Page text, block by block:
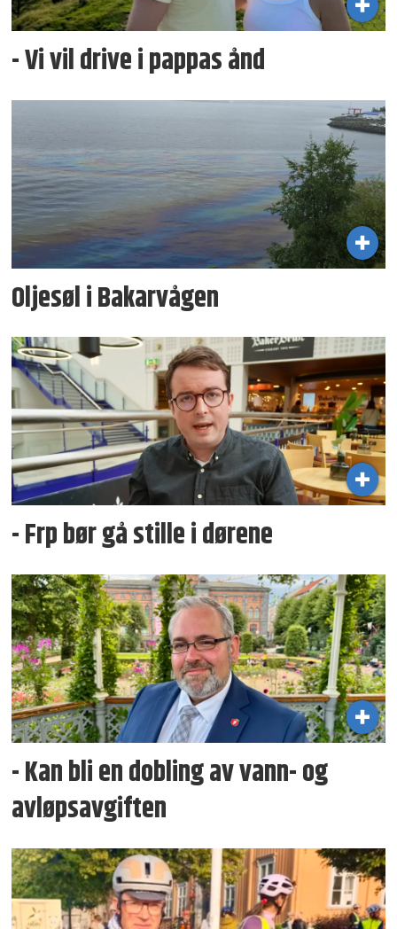
- Vi vil drive i pappas ånd
Oljesøl i Bakarvågen
- Frp bør gå stille i dørene
- Kan bli en dobling av vann- og
avløpsavgiften